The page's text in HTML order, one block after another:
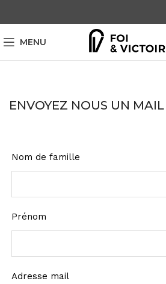
MENU
ENVOYEZ NOUS UN MAIL
Leave
this
blank
Nom de famille
Prénom
Adresse mail